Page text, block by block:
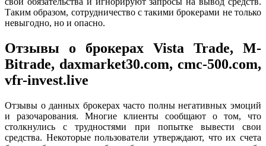
Таким образом, сотрудничество с такими брокерами не только
невыгодно, но и опасно.
Отзывы о брокерах Vista Trade, M-
Bitrade, daxmarket30.com, cmc-500.com,
vfr-invest.live
Отзывы о данных брокерах часто полны негативных эмоций
и разочарования. Многие клиенты сообщают о том, что
столкнулись с трудностями при попытке вывести свои
средства. Некоторые пользователи утверждают, что их счета